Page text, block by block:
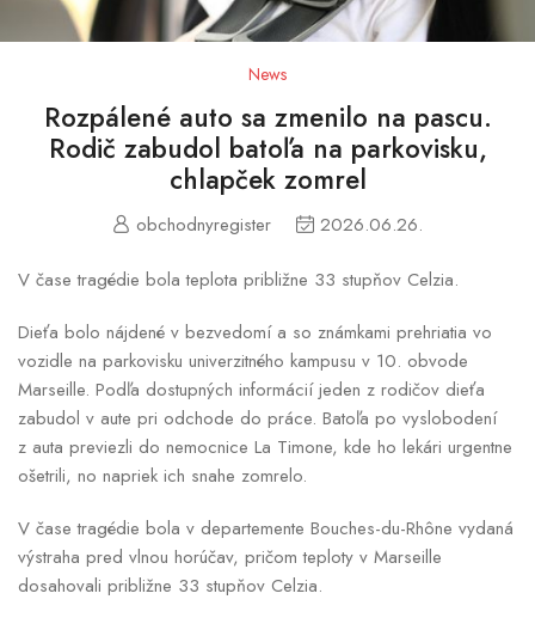
News
Rozpálené auto sa zmenilo na pascu.
Rodič zabudol batoľa na parkovisku,
chlapček zomrel
obchodnyregister 2026.06.26.
V čase tragédie bola teplota približne 33 stupňov Celzia.
Dieťa bolo nájdené v bezvedomí a so známkami prehriatia vo
vozidle na parkovisku univerzitného kampusu v 10. obvode
Marseille. Podľa dostupných informácií jeden z rodičov dieťa
zabudol v aute pri odchode do práce. Batoľa po vyslobodení
z auta previezli do nemocnice La Timone, kde ho lekári urgentne
ošetrili, no napriek ich snahe zomrelo.
V čase tragédie bola v departemente Bouches-du-Rhône vydaná
výstraha pred vlnou horúčav, pričom teploty v Marseille
dosahovali približne 33 stupňov Celzia.